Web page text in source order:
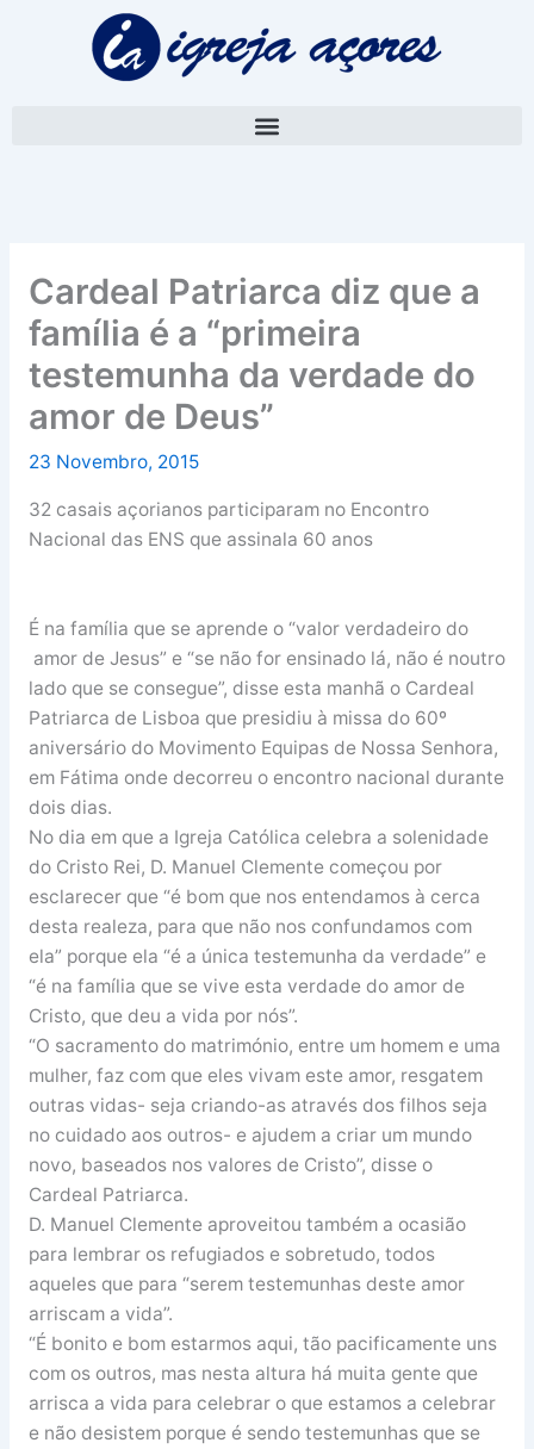
Cardeal Patriarca diz que a
família é a “primeira
testemunha da verdade do
amor de Deus”
23 Novembro, 2015
32 casais açorianos participaram no Encontro
Nacional das ENS que assinala 60 anos
É na família que se aprende o “valor verdadeiro do
amor de Jesus” e “se não for ensinado lá, não é noutro
lado que se consegue”, disse esta manhã o Cardeal
Patriarca de Lisboa que presidiu à missa do 60º
aniversário do Movimento Equipas de Nossa Senhora,
em Fátima onde decorreu o encontro nacional durante
dois dias.
No dia em que a Igreja Católica celebra a solenidade
do Cristo Rei, D. Manuel Clemente começou por
esclarecer que “é bom que nos entendamos à cerca
desta realeza, para que não nos confundamos com
ela” porque ela “é a única testemunha da verdade” e
“é na família que se vive esta verdade do amor de
Cristo, que deu a vida por nós”.
“O sacramento do matrimónio, entre um homem e uma
mulher, faz com que eles vivam este amor, resgatem
outras vidas- seja criando-as através dos filhos seja
no cuidado aos outros- e ajudem a criar um mundo
novo, baseados nos valores de Cristo”, disse o
Cardeal Patriarca.
D. Manuel Clemente aproveitou também a ocasião
para lembrar os refugiados e sobretudo, todos
aqueles que para “serem testemunhas deste amor
arriscam a vida”.
“É bonito e bom estarmos aqui, tão pacificamente uns
com os outros, mas nesta altura há muita gente que
arrisca a vida para celebrar o que estamos a celebrar
e não desistem porque é sendo testemunhas que se